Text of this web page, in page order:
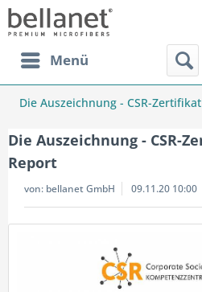
Menü
Die Auszeichnung - CSR-
Die Auszeichnung - CSR-
Report
von: bellanet GmbH 09.11.20 10:00